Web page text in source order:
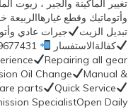
تغيير الماكينة والجير ، زيوت
وأتوماتيك وقطع غيارهاالربيعة خبرة 40 عامإصلاح كافة
تبديل الزيت
جيرات عادي
كفالةالاستفسار
Repairing all gear
Oil Change
Manual &
parts
Quick Service
SpecialistOpen Daily…